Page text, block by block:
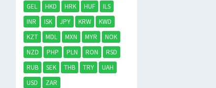
GEL
HKD HRK HUF
ILS
INR
ISK JPY KRW
KWD
KZT
MDL MXN MYR
NOK
NZD
PHP PLN RON
RSD
RUB
SEK THB TRY
UAH
USD
ZAR